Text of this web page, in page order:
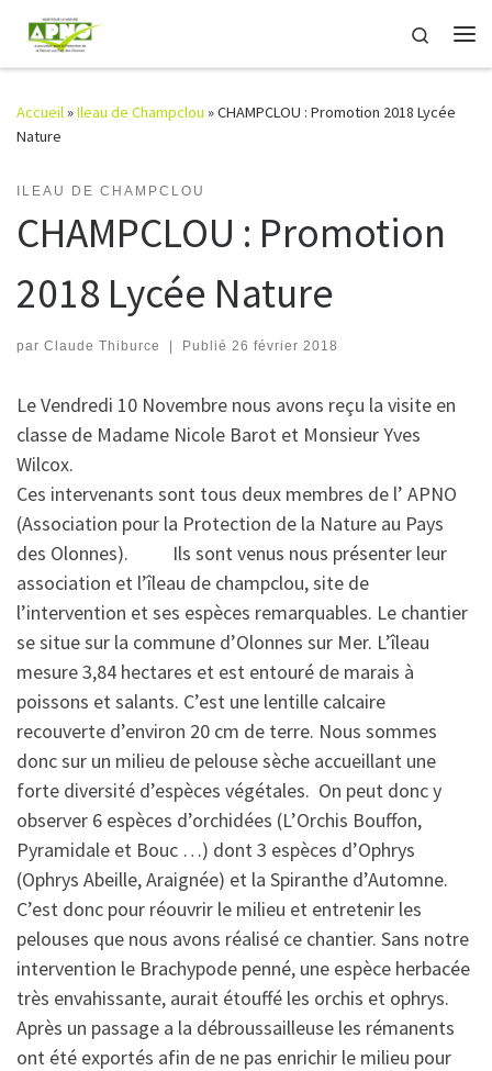
Passer au contenu
Search
Accueil»Ileau de Champclou »CHAMPCLOU : Promotion 2018 Lycée
Nature
ILEAU DE CHAMPCLOU
CHAMPCLOU : Promotion
2018 Lycée Nature
par Claude Thiburce | Publié 26 février 2018
Le Vendredi 10 Novembre nous avons reçu la visite en
classe de Madame Nicole Barot et Monsieur Yves
Wilcox.
Ces intervenants sont tous deux membres de l’ APNO
(Association pour la Protection de la Nature au Pays
des Olonnes). Ils sont venus nous présenter leur
association et l’îleau de champclou, site de
l’intervention et ses espèces remarquables. Le chantier
se situe sur la commune d’Olonnes sur Mer. L’îleau
mesure 3,84 hectares et est entouré de marais à
poissons et salants. C’est une lentille calcaire
recouverte d’environ 20 cm de terre. Nous sommes
donc sur un milieu de pelouse sèche accueillant une
forte diversité d’espèces végétales. On peut donc y
observer 6 espèces d’orchidées (L’Orchis Bouffon,
Pyramidale et Bouc …) dont 3 espèces d’Ophrys
(Ophrys Abeille, Araignée) et la Spiranthe d’Automne.
C’est donc pour réouvrir le milieu et entretenir les
pelouses que nous avons réalisé ce chantier. Sans notre
intervention le Brachypode penné, une espèce herbacée
très envahissante, aurait étouffé les orchis et ophrys.
Après un passage a la débroussailleuse les rémanents
ont été exportés afin de ne pas enrichir le milieu pour